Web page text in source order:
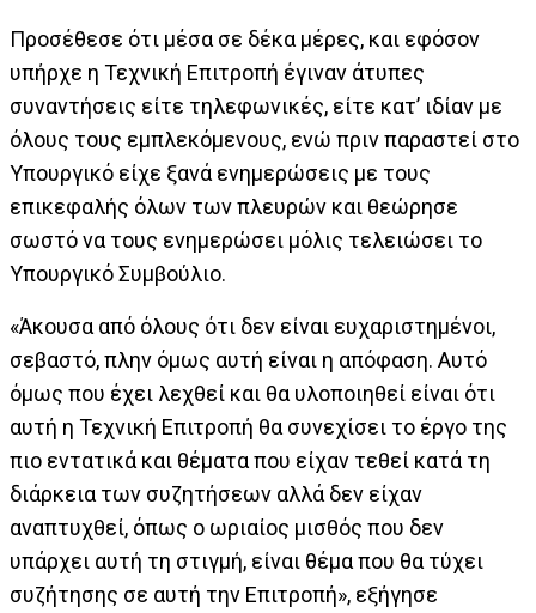
Προσέθεσε ότι μέσα σε δέκα μέρες, και εφόσον
υπήρχε η Τεχνική Επιτροπή έγιναν άτυπες
συναντήσεις είτε τηλεφωνικές, είτε κατ’ ιδίαν με
όλους τους εμπλεκόμενους, ενώ πριν παραστεί στο
Υπουργικό είχε ξανά ενημερώσεις με τους
επικεφαλής όλων των πλευρών και θεώρησε
σωστό να τους ενημερώσει μόλις τελειώσει το
Υπουργικό Συμβούλιο.
«Άκουσα από όλους ότι δεν είναι ευχαριστημένοι,
σεβαστό, πλην όμως αυτή είναι η απόφαση. Αυτό
όμως που έχει λεχθεί και θα υλοποιηθεί είναι ότι
αυτή η Τεχνική Επιτροπή θα συνεχίσει το έργο της
πιο εντατικά και θέματα που είχαν τεθεί κατά τη
διάρκεια των συζητήσεων αλλά δεν είχαν
αναπτυχθεί, όπως ο ωριαίος μισθός που δεν
υπάρχει αυτή τη στιγμή, είναι θέμα που θα τύχει
συζήτησης σε αυτή την Επιτροπή», εξήγησε